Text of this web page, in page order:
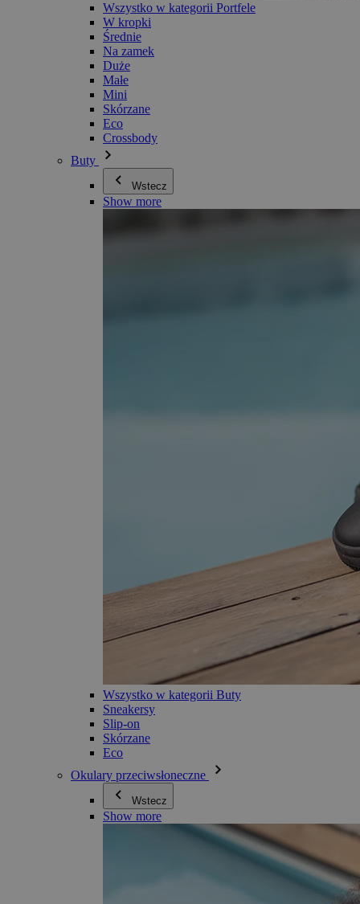
Wszystko w kategorii Portfele
W kropki
Średnie
Na zamek
Duże
Małe
Mini
Skórzane
Eco
Crossbody
Buty
Wstecz
Show more
Wszystko w kategorii Buty
Sneakersy
Slip-on
Skórzane
Eco
Okulary przeciwsłoneczne
Wstecz
Show more